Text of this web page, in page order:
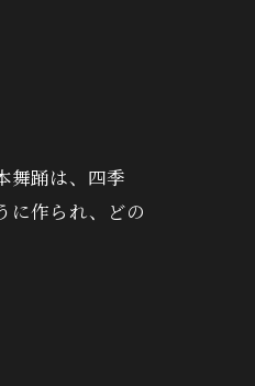
舞踊は、四季
に作られ、どの